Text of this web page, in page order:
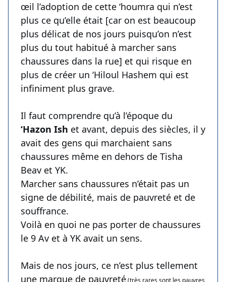
œil l’adoption de cette ‘houmra qui n’est
plus ce qu’elle était [car on est beaucoup
plus délicat de nos jours puisqu’on n’est
plus du tout habitué à marcher sans
chaussures dans la rue] et qui risque en
plus de créer un ‘Hiloul Hashem qui est
infiniment plus grave.
Il faut comprendre qu’à l’époque du
‘Hazon Ish et avant, depuis des siècles, il y
avait des gens qui marchaient sans
chaussures même en dehors de Tisha
Beav et YK.
Marcher sans chaussures n’était pas un
signe de débilité, mais de pauvreté et de
souffrance.
Voilà en quoi ne pas porter de chaussures
le 9 Av et à YK avait un sens.
Mais de nos jours, ce n’est plus tellement
une marque de pauvreté(très rares sont les pauvres